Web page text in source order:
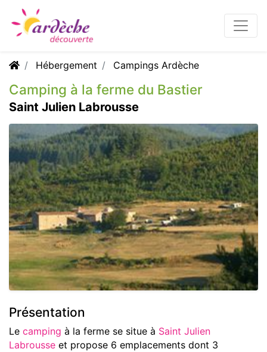
Hébergement Campings Ardèche
Camping à la ferme du Bastier
Saint Julien Labrousse
Présentation
Le camping à la ferme se situe à Saint Julien
Labrousse et propose 6 emplacements dont 3